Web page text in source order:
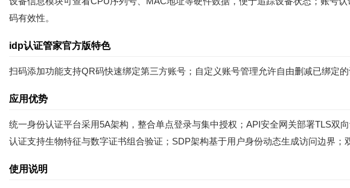
码有效性。
idp认证管家官方版特色
扫码添加功能支持QR码快速绑定第三方账号；自定义账号管理允许自由删减已绑定
应用优势
统一身份认证平台采用5A架构，整合单点登录与集中授权；API安全网关部署TLS双
认证支持生物特征与数字证书组合验证；SDP架构基于用户身份动态生成访问边界；
使用说明